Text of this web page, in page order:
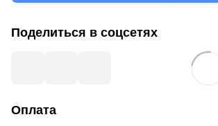
Поделиться в соцсетях
Оплата